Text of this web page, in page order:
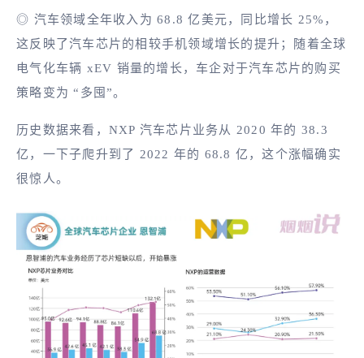
◎ 汽车领域全年收入为 68.8 亿美元，同比增长 25%，
这反映了汽车芯片的相较手机领域增长的提升；随着全球
电气化车辆 xEV 销量的增长，车企对于汽车芯片的购买
策略变为 “多囤”。
历史数据来看，NXP 汽车芯片业务从 2020 年的 38.3
亿，一下子爬升到了 2022 年的 68.8 亿，这个涨幅确实
很惊人。